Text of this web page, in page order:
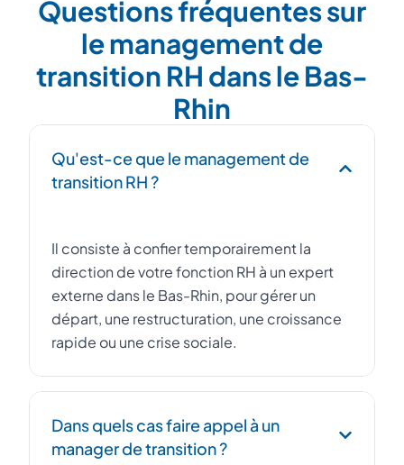
Questions fréquentes sur
le management de
transition RH dans le Bas-
Rhin
Qu'est-ce que le management de
transition RH ?
Il consiste à confier temporairement la
direction de votre fonction RH à un expert
externe dans le Bas-Rhin, pour gérer un
départ, une restructuration, une croissance
rapide ou une crise sociale.
Dans quels cas faire appel à un
manager de transition ?